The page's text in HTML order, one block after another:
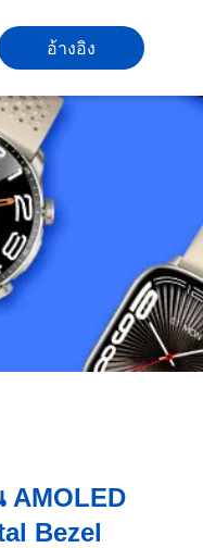
อ้างอิง
AMOLED
Bezel